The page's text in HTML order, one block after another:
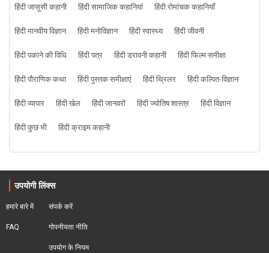
हिंदी जासूसी कहानी
हिंदी सामाजिक कहानियां
हिंदी रोमांचक कहानियाँ
हिंदी मानवीय विज्ञान
हिंदी मनोविज्ञान हिंदी स्वास्थ्य
हिंदी जीवनी
हिंदी पकाने की विधि
हिंदी पत्र हिंदी डरावनी कहानी
हिंदी फिल्म समीक्षा
हिंदी पौराणिक कथा
हिंदी पुस्तक समीक्षाएं हिंदी थ्रिलर
हिंदी कल्पित-विज्ञान
हिंदी व्यापार
हिंदी खेल हिंदी जानवरों हिंदी ज्योतिष शास्त्र
हिंदी विज्ञान
हिंदी कुछ भी
हिंदी क्राइम कहानी
उपयोगी लिंक्स
हमारे बारे में
FAQ
संपर्क करें
गोपनीयता नीति
उपयोग के नियम